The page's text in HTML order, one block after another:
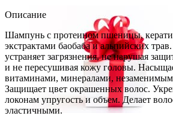
Описание
Шампунь с протеином пшеницы,
экстрактами баобаба и альпийских
устраняет загрязнения, не нарушая
и не пересушивая кожу головы.
витаминами, минералами,
Защищает цвет окрашенных волос.
локонам упругость и объем. Делает
эластичными.